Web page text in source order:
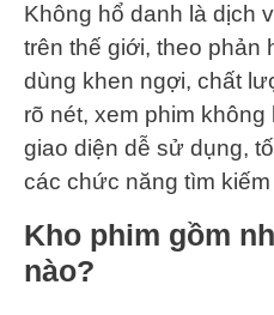
Không hổ danh là dịch
trên thế giới, theo phản
dùng khen ngợi, chất
rõ nét, xem phim không
giao diện dễ sử dụng,
các chức năng tìm
Kho phim gồm
nào?